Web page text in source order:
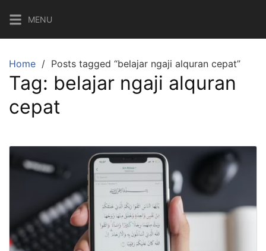
content
MENU
Home Posts tagged “belajar ngaji alquran cepat”
Tag: belajar ngaji alquran
cepat